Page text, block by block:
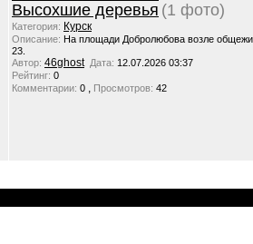
Высохшие деревья (1 фото)
Категория: Курск
Описание: На площади Добролюбова возле
23.
Автор: 46ghost Дата: 12.07.2026 03:37
Рейтинг: 0
Комментарии: 0 , Просмотров: 42